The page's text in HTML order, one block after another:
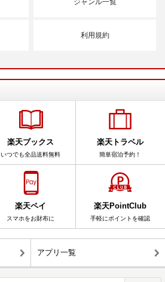
利用規約
楽天ブックス
いつでも全品送料無料
楽天トラベル
簡単宿泊予約！
楽天ペイ
スマホをお財布に
楽天PointClub
手軽にポイントを確認
アプリ一覧